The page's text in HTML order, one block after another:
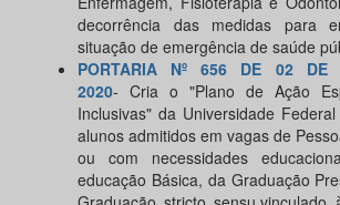
decorrência das medidas para
situação de emergência de saúde
PORTARIA Nº 656 DE 02 DE
2020- Cria o "Plano de Ação
Inclusivas" da Universidade
alunos admitidos em vagas de
ou com necessidades
educação Básica, da Graduação